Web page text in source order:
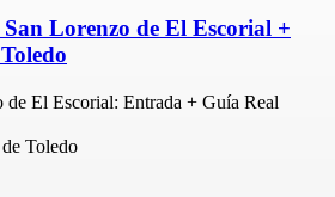
Lorenzo de El Escorial +
de El Escorial: Entrada + Guía Real
Toledo